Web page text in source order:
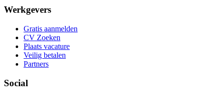
Werkgevers
Gratis aanmelden
CV Zoeken
Plaats vacature
Veilig betalen
Partners
Social